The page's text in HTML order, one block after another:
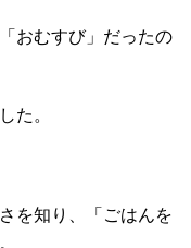
おむすび」だったの
た。
を知り、「ごはんを